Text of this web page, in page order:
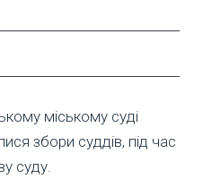
міському суді
збори суддів, під час
суду.